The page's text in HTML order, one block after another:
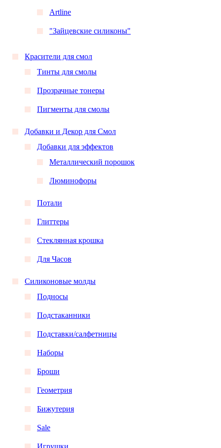
Artline
"Зайцевские силиконы"
Красители для смол
Тинты для смолы
Прозрачные тонеры
Пигменты для смолы
Добавки и Декор для Смол
Добавки для эффектов
Металлический порошок
Люминофоры
Потали
Глиттеры
Стеклянная крошка
Для Часов
Силиконовые молды
Подносы
Подстаканники
Подставки/салфетницы
Наборы
Броши
Геометрия
Бижутерия
Sale
Игрушки